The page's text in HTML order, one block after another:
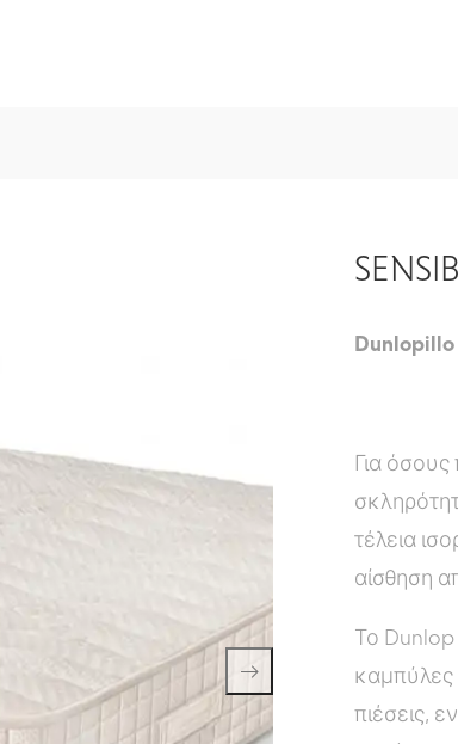
Για
τέλεια
αίσθηση
Το Dunlop
πιέσεις,